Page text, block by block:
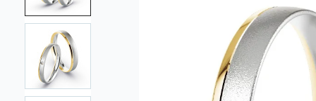
van
afbeeldingen-
gallerij